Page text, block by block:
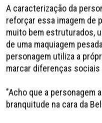
A caracterização da
reforçar essa imagem de
muito bem estruturados,
de uma maquiagem
personagem utiliza a
marcar diferenças
"Acho que a personagem
branquitude na cara da